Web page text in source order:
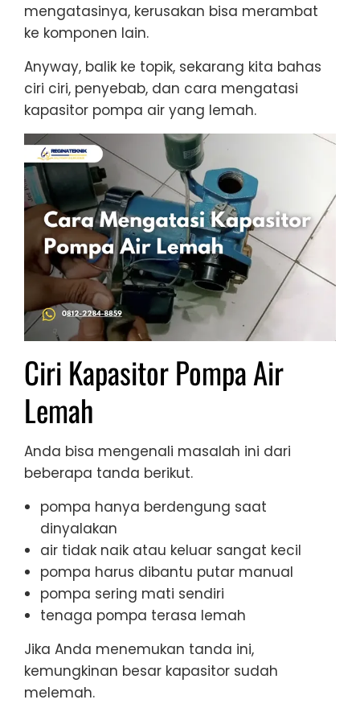
mengatasinya, kerusakan bisa merambat
ke komponen lain.
Anyway, balik ke topik, sekarang kita bahas
ciri ciri, penyebab, dan cara mengatasi
kapasitor pompa air yang lemah.
Ciri Kapasitor Pompa Air
Lemah
Anda bisa mengenali masalah ini dari
beberapa tanda berikut.
pompa hanya berdengung saat
dinyalakan
air tidak naik atau keluar sangat kecil
pompa harus dibantu putar manual
pompa sering mati sendiri
tenaga pompa terasa lemah
Jika Anda menemukan tanda ini,
kemungkinan besar kapasitor sudah
melemah.